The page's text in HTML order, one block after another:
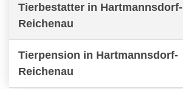
Tierbestatter in Hartmannsdorf-
Reichenau
Tierpension in Hartmannsdorf-
Reichenau